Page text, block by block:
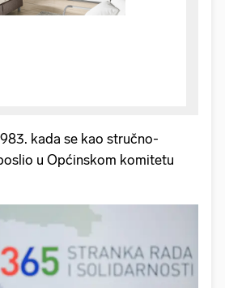
kada se kao stručno-
u Općinskom komitetu